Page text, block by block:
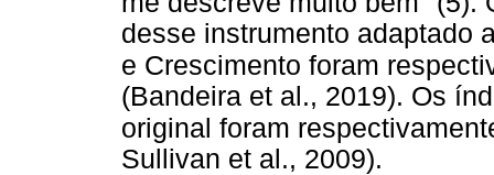
desse instrumento adaptado
e Crescimento foram
(Bandeira et al., 2019). Os
original foram
Sullivan et al., 2009).